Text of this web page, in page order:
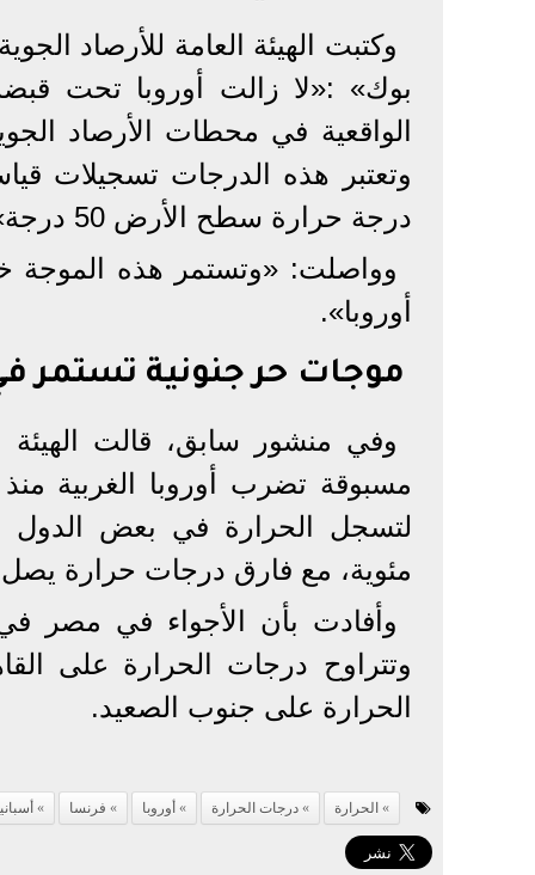
وكتبت الهيئة العامة للأرصاد
بوك» :«لا زالت أوروبا تحت
درجة حرارة سطح الأرض 50 درجة».
وواصلت: «وتستمر هذه الموجة
أوروبا».
موجات حر جنونية تستمر
وفي منشور سابق، قالت الهيئة
مسبوقة تضرب أوروبا الغربية
مئوية، مع فارق درجات حرارة يصل لـ15 درجة مئوية فوق المعتاد على هذه
وأفادت بأن الأجواء في مصر في
الحرارة على جنوب الصعيد.
الحرارة درجات الحرارة أوروبا فرنسا